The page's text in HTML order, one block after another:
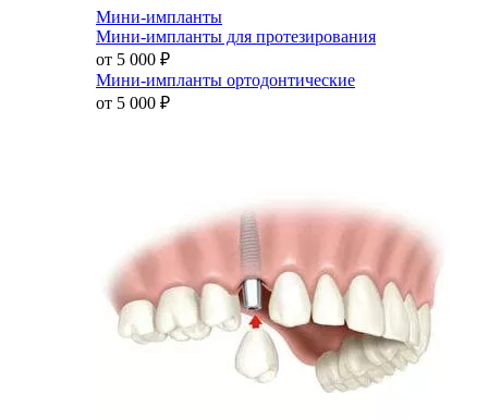
Мини-импланты
Мини-импланты для протезирования
от 5 000 ₽
Мини-импланты ортодонтические
от 5 000 ₽